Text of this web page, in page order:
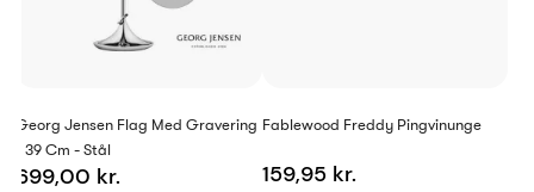
Georg Jensen Flag Med Gravering
- 39 Cm - Stål
699,00 kr.
Fablewood Freddy Pingvinunge
159,95 kr.